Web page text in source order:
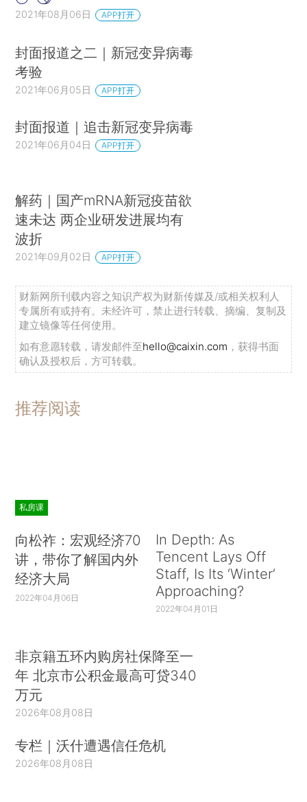
2021年08月06日 APP打开
封面报道之二｜新冠变异病毒
考验
2021年06月05日 APP打开
封面报道｜追击新冠变异病毒
2021年06月04日 APP打开
解药｜国产mRNA新冠疫苗欲
速未达 两企业研发进展均有
波折
2021年09月02日 APP打开
财新网所刊载内容之知识产权为财新传媒及/或相关权利人
专属所有或持有。未经许可，禁止进行转载、摘编、复制及
建立镜像等任何使用。
如有意愿转载，请发邮件至hello@caixin.com ，获得书面
确认及授权后，方可转载。
推荐阅读
私房课
向松祚：宏观经济70
讲，带你了解国内外
经济大局
2022年04月06日
In Depth: As
Tencent Lays Off
Staff, Is Its ‘Winter’
Approaching?
2022年04月01日
非京籍五环内购房社保降至一
年 北京市公积金最高可贷340
万元
2026年08月08日
专栏｜沃什遭遇信任危机
2026年08月08日